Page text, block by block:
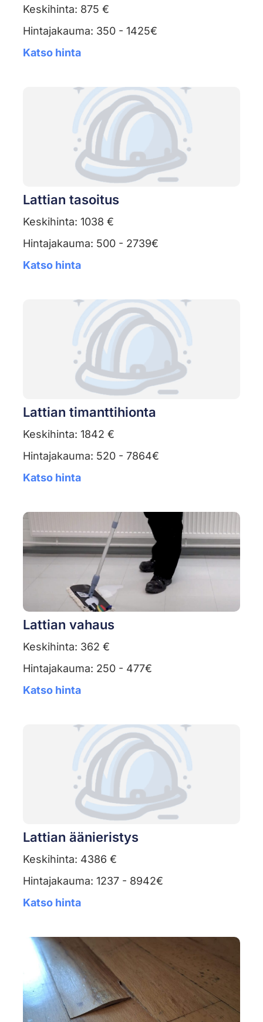
Keskihinta: 875 €
Hintajakauma: 350 - 1425€
Katso hinta
Lattian tasoitus
Keskihinta: 1038 €
Hintajakauma: 500 - 2739€
Katso hinta
Lattian timanttihionta
Keskihinta: 1842 €
Hintajakauma: 520 - 7864€
Katso hinta
Lattian vahaus
Keskihinta: 362 €
Hintajakauma: 250 - 477€
Katso hinta
Lattian äänieristys
Keskihinta: 4386 €
Hintajakauma: 1237 - 8942€
Katso hinta